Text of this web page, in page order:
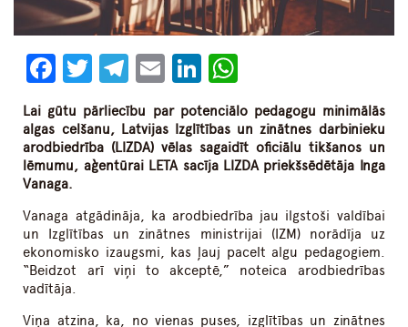
Facebook
Twitter
Telegram
EmailLinkedIn
Lai gūtu pārliecību par potenciālo pedagogu minimālās
algas celšanu, Latvijas Izglītības un zinātnes darbinieku
arodbiedrība (LIZDA) vēlas sagaidīt oficiālu tikšanos un
lēmumu, aģentūrai LETA sacīja LIZDA priekšsēdētāja Inga
Vanaga.
Vanaga atgādināja, ka arodbiedrība jau ilgstoši valdībai
un Izglītības un zinātnes ministrijai (IZM) norādīja uz
ekonomisko izaugsmi, kas ļauj pacelt algu pedagogiem.
“Beidzot arī viņi to akceptē,” noteica arodbiedrības
vadītāja.
Viņa atzina, ka, no vienas puses, izglītības un zinātnes